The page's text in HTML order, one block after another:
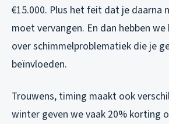
€15.000. Plus het feit dat je daarna
moet vervangen. En dan hebben
over schimmelproblematiek die je
beïnvloeden.
Trouwens, timing maakt ook
winter geven we vaak 20% korting